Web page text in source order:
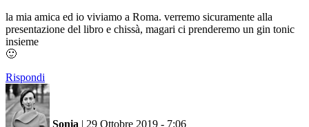
la mia amica ed io viviamo a Roma. verremo sicuramente alla
presentazione del libro e chissà, magari ci prenderemo un gin tonic
insieme
🙂
Rispondi
Sonia | 29 Ottobre 2019 - 7:06